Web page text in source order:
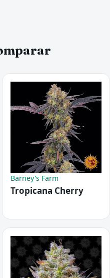
Barney's Farm
Tropicana Cherry